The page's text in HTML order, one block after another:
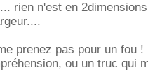
rien n'est en
prenez pas pour un fou
ou un truc qui